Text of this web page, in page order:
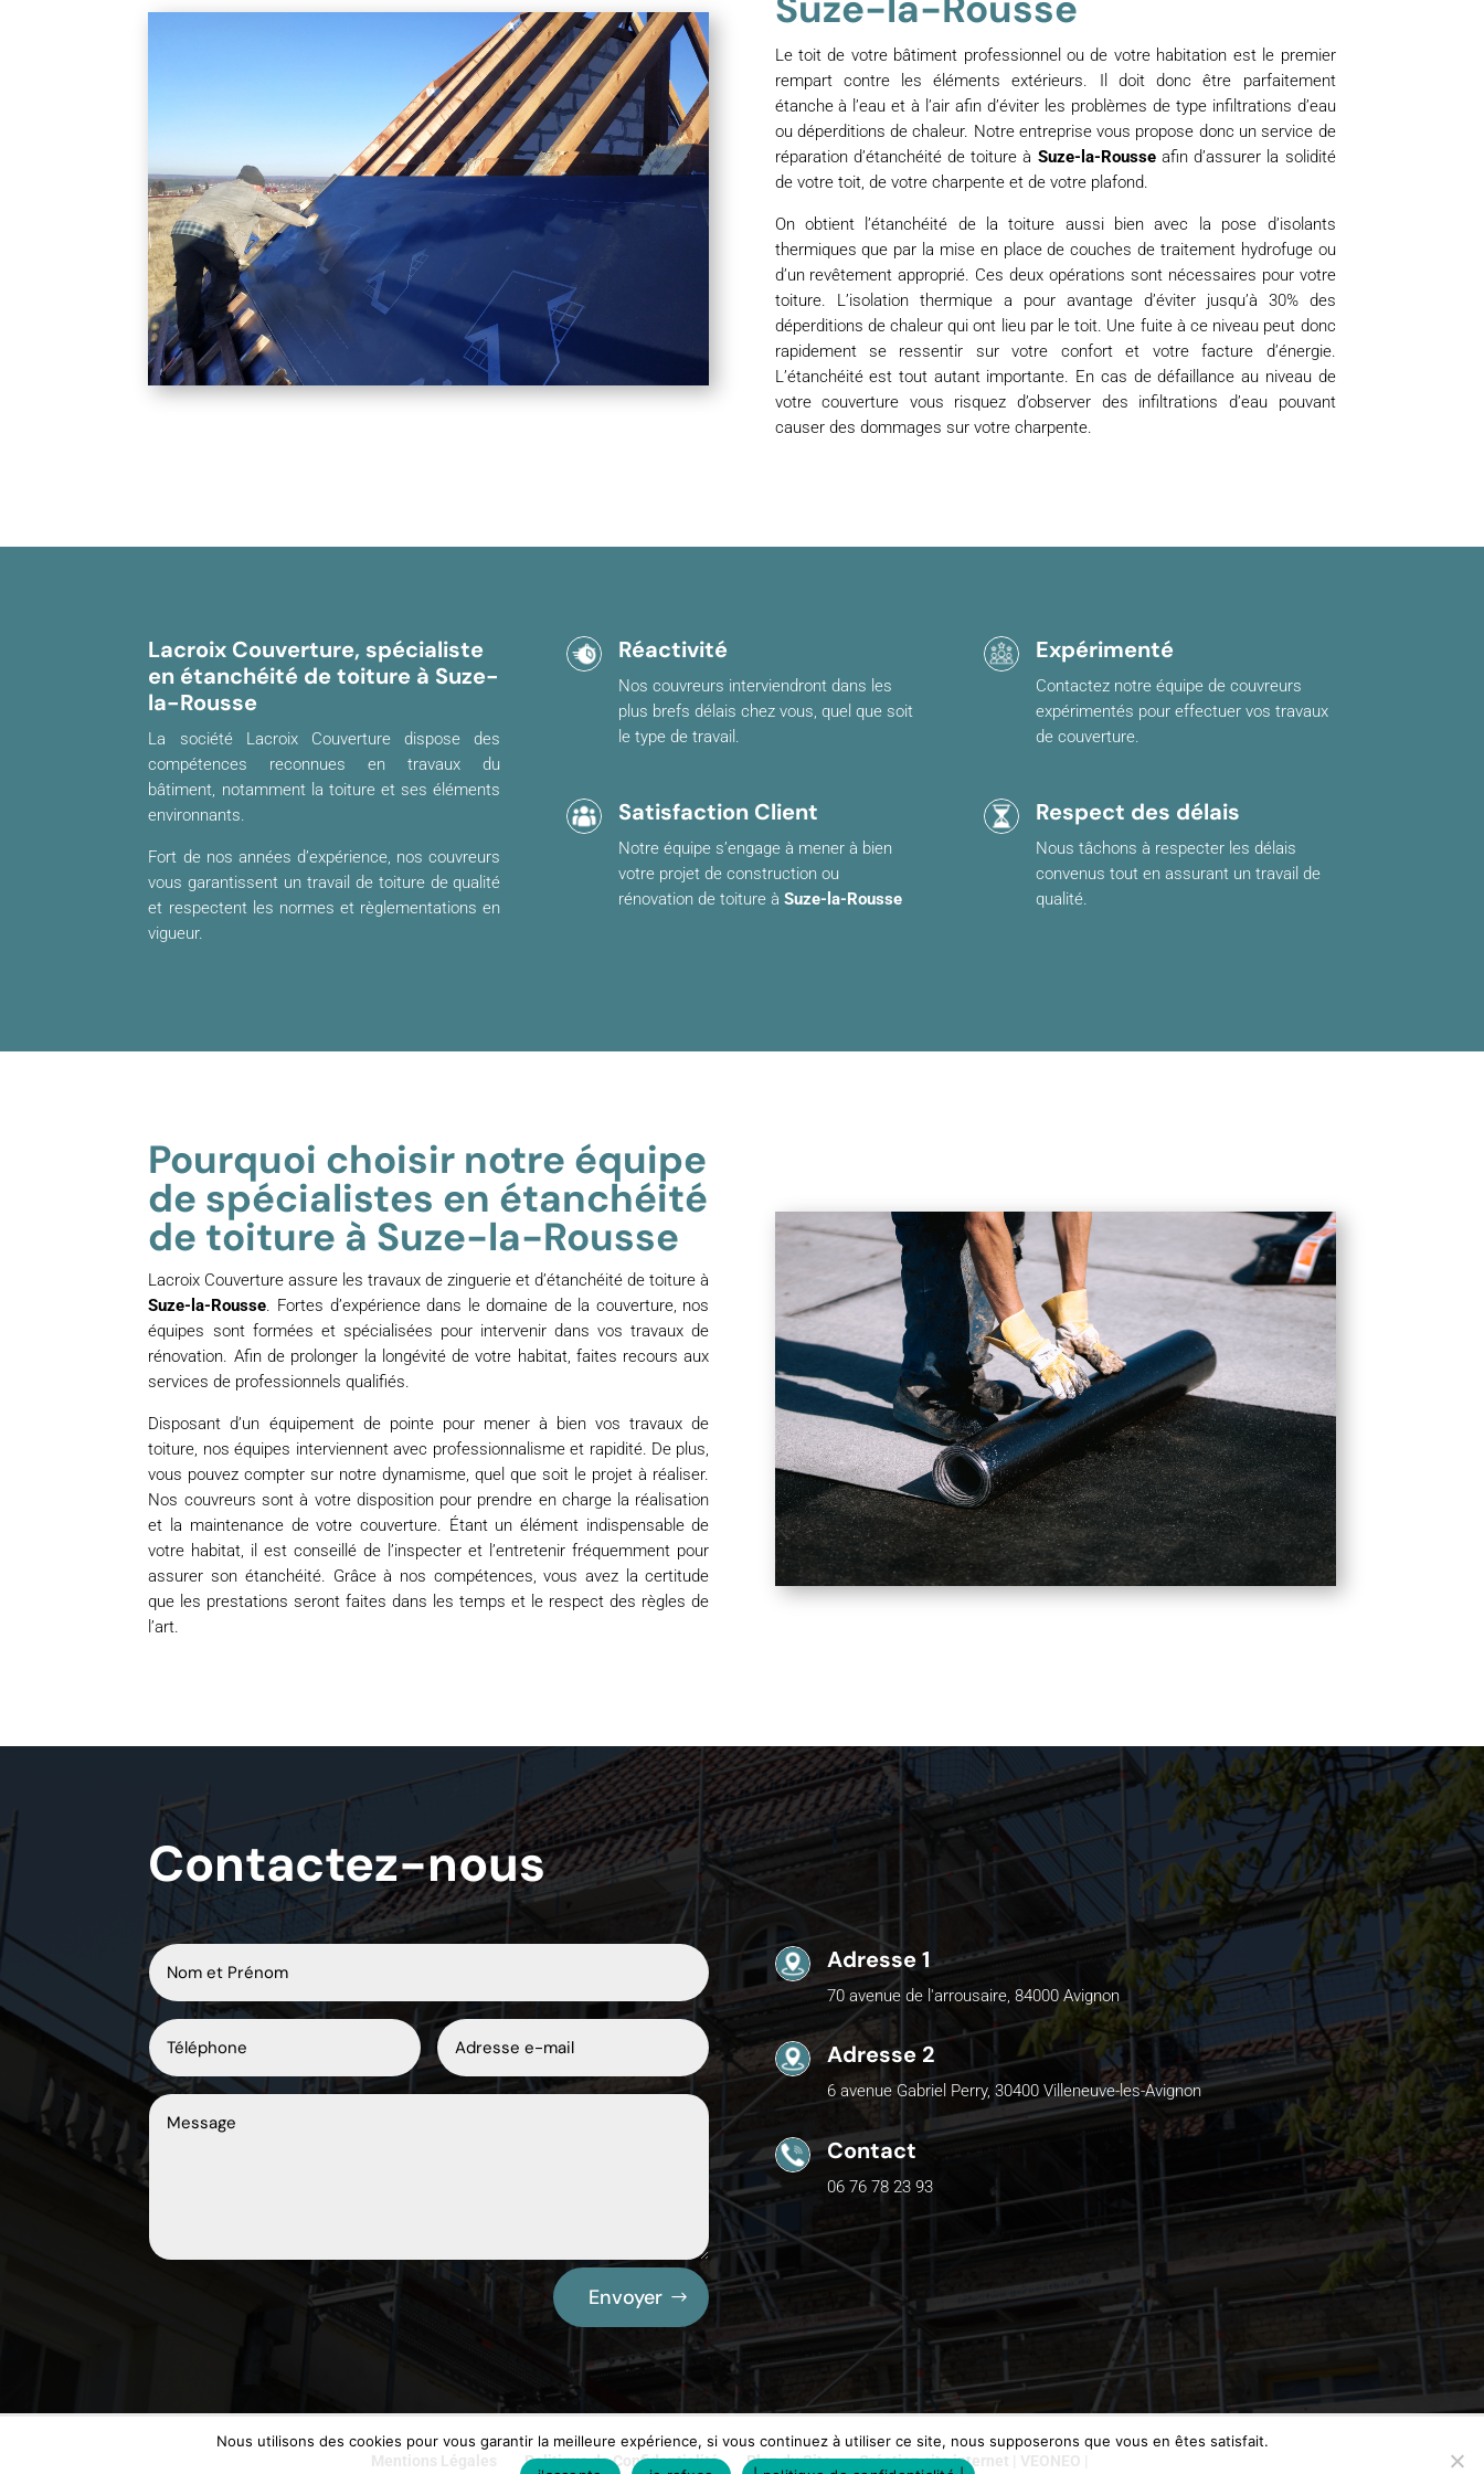
Le toit de votre bâtiment professionnel ou de votre habitation est le premier
rempart contre les éléments extérieurs. Il doit donc être parfaitement
étanche à l’eau et à l’air afin d’éviter les problèmes de type infiltrations d’eau
ou déperditions de chaleur. Notre entreprise vous propose donc un service de
réparation d’étanchéité de toiture à Suze-la-Rousseafin d’assurer la solidité
de votre toit, de votre charpente et de votre plafond.
On obtient l’étanchéité de la toiture aussi bien avec la pose d’isolants
thermiques que par la mise en place de couches de traitement hydrofuge ou
d’un revêtement approprié. Ces deux opérations sont nécessaires pour votre
toiture. L’isolation thermique a pour avantage d’éviter jusqu’à 30% des
déperditions de chaleur qui ont lieu par le toit. Une fuite à ce niveau peut donc
rapidement se ressentir sur votre confort et votre facture d’énergie.
L’étanchéité est tout autant importante. En cas de défaillance au niveau de
votre couverture vous risquez d’observer des infiltrations d’eau pouvant
causer des dommages sur votre charpente.
Lacroix Couverture, spécialiste
en étanchéité de toiture à Suze-
la-Rousse
La société Lacroix Couverture dispose des
compétences reconnues en travaux du
bâtiment, notamment la toiture et ses éléments
environnants.
Fort de nos années d’expérience, nos couvreurs
vous garantissent un travail de toiture de qualité
et respectent les normes et règlementations en
vigueur.
Réactivité
Nos couvreurs interviendront dans les
plus brefs délais chez vous, quel que soit
le type de travail.
Satisfaction Client
Notre équipe s’engage à mener à bien
votre projet de construction ou
rénovation de toiture à Suze-la-Rousse
Expérimenté
Contactez notre équipe de couvreurs
expérimentés pour effectuer vos travaux
de couverture.
Respect des délais
Nous tâchons à respecter les délais
convenus tout en assurant un travail de
qualité.
Pourquoi choisir notre équipe
de spécialistes en étanchéité
de toiture à Suze-la-Rousse
Lacroix Couverture assure les travaux de zinguerie et d’étanchéité de toiture à
Suze-la-Rousse. Fortes d’expérience dans le domaine de la couverture, nos
équipes sont formées et spécialisées pour intervenir dans vos travaux de
rénovation. Afin de prolonger la longévité de votre habitat, faites recours aux
services de professionnels qualifiés.
Disposant d’un équipement de pointe pour mener à bien vos travaux de
toiture, nos équipes interviennent avec professionnalisme et rapidité. De plus,
vous pouvez compter sur notre dynamisme, quel que soit le projet à réaliser.
Nos couvreurs sont à votre disposition pour prendre en charge la réalisation
et la maintenance de votre couverture. Étant un élément indispensable de
votre habitat, il est conseillé de l’inspecter et l’entretenir fréquemment pour
assurer son étanchéité. Grâce à nos compétences, vous avez la certitude
que les prestations seront faites dans les temps et le respect des règles de
l’art.
Contactez-nous
Envoyer
Adresse 1
70 avenue de l'arrousaire, 84000 Avignon
Adresse 2
6 avenue Gabriel Perry, 30400 Villeneuve-les-Avignon
Contact
06 76 78 23 93
Politique de Confidentialité Plan du Site Création site internet | VEONEO |
Nous utilisons des cookies pour vous garantir la meilleure expérience, si vous continuez à utiliser ce site, nous supposerons que vous en êtes satisfait.